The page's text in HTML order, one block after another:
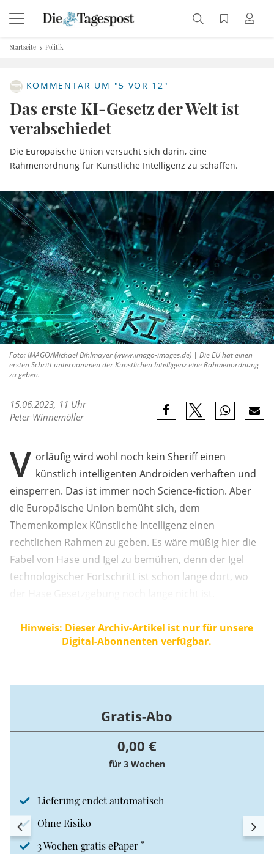
Startseite Politik
KOMMENTAR UM "5 VOR 12"
Das erste KI-Gesetz der Welt ist
verabschiedet
Die Europäische Union versucht sich darin, eine
Rahmenordnung für Künstliche Intelligenz zu schaffen.
Foto: IMAGO/Michael Bihlmayer (www.imago-images.de) | Die EU hat einen
ersten Schritt unternommen der Künstlichen Intelligenz eine Rahmenordnung
zu geben.
15.06.2023, 11 Uhr
Peter Winnemöller
V orläufig wird wohl noch kein Sheriff einen
künstlich intelligenten Androiden verhaften und
einsperren. Das ist immer noch Science-fiction. Aber
die Europäische Union bemüht sich, dem
Themenkomplex Künstliche Intelligenz einen
rechtlichen Rahmen zu geben. Es wäre müßig hier die
Fabel von Hase und Igel zu bemühen, denn der Igel
technologischer Fortschritt ist schon lange dort, wo
Hinweis: Dieser Archiv-Artikel ist nur für unsere
Digital-Abonnenten verfügbar.
Gratis-Abo
0,00 €
für 3 Wochen
Lieferung endet automatisch
Ohne Risiko
3 Wochen gratis ePaper *